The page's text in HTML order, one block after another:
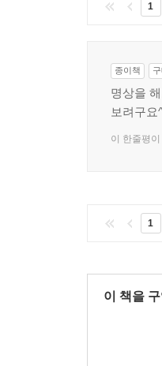
1
종이책
명상을
보려구요
이 한줄평
1
이 책을